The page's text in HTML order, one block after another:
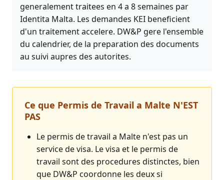
generalement traitees en 4 a 8 semaines par
Identita Malta. Les demandes KEI beneficient
d'un traitement accelere. DW&P gere l'ensemble
du calendrier, de la preparation des documents
au suivi aupres des autorites.
Ce que Permis de Travail a Malte N'EST
PAS
Le permis de travail a Malte n'est pas un
service de visa. Le visa et le permis de
travail sont des procedures distinctes, bien
que DW&P coordonne les deux si